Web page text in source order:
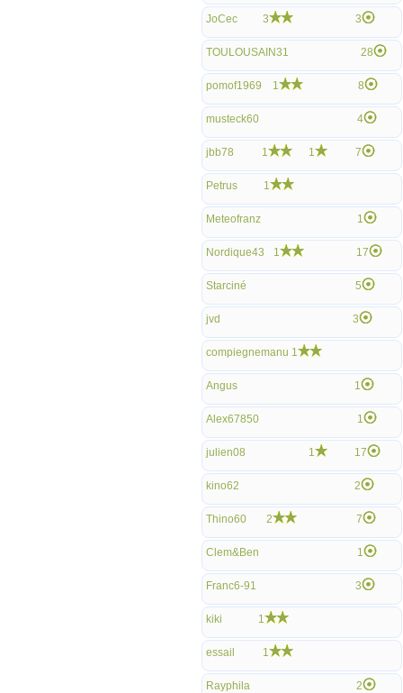
JoCec 3 3
TOULOUSAIN31 28
pomof1969 1 8
musteck60 4
jbb78 1 1 7
Petrus 1
Meteofranz 1
Nordique43 1 17
Starciné 5
jvd 3
compiegnemanu 1
Angus 1
Alex67850 1
julien08 1 17
kino62 2
Thino60 2 7
Clem&Ben 1
Franc6-91 3
kiki 1
essail 1
Rayphila 2